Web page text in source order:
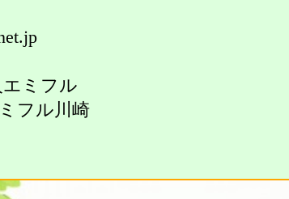
エミフル
フル川崎